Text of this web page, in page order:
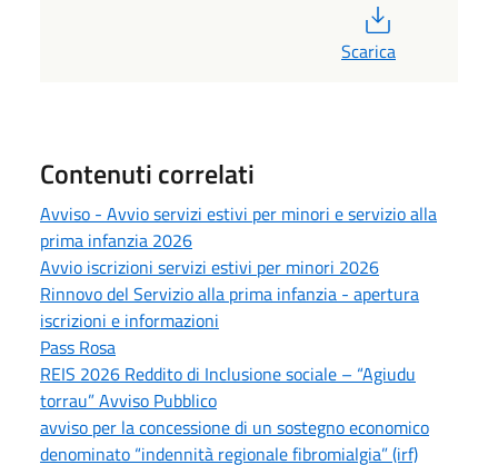
Scarica
Contenuti correlati
Avviso - Avvio servizi estivi per minori e servizio alla
prima infanzia 2026
Avvio iscrizioni servizi estivi per minori 2026
Rinnovo del Servizio alla prima infanzia - apertura
iscrizioni e informazioni
Pass Rosa
REIS 2026 Reddito di Inclusione sociale – “Agiudu
torrau” Avviso Pubblico
avviso per la concessione di un sostegno economico
denominato “indennità regionale fibromialgia” (irf)